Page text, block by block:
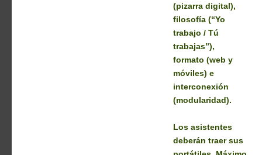
(pizarra digital),
filosofía (“Yo
trabajo / Tú
trabajas”),
formato (web y
móviles) e
interconexión
(modularidad).
Los asistentes
deberán traer sus